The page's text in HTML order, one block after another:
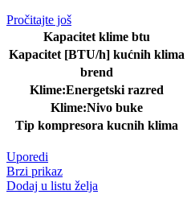
Pročitajte još
Kapacitet klime btu
Kapacitet [BTU/h] kućnih klima
brend
Klime:Energetski razred
Klime:Nivo buke
Tip kompresora kucnih klima
Uporedi
Brzi prikaz
Dodaj u listu želja